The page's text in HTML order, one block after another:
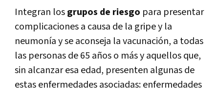
Integran losgrupos de riesgo para presentar
complicaciones a causa de la gripe y la
neumonía y se aconseja la vacunación, a todas
las personas de 65 años o más y aquellos que,
sin alcanzar esa edad, presenten algunas de
estas enfermedades asociadas: enfermedades